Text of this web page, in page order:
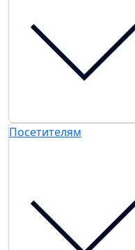
Посетителям